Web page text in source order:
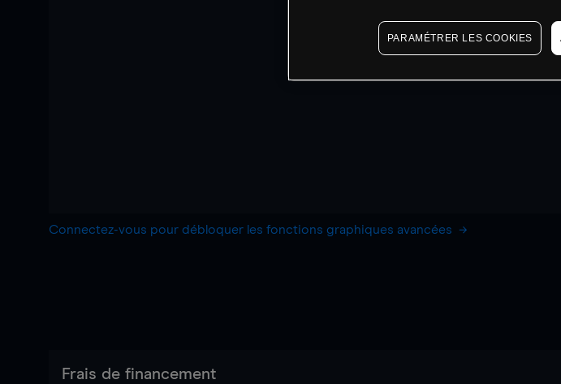
Connectez-vous pour débloquer les fonctions graphiques avancées
Frais de financement
PARAMÉTRER LES COOKIES